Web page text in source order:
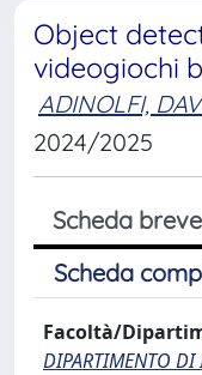
Object
videogiochi
ADINOLFI,
2024/2025
Scheda breve
Scheda
Facoltà/
DIPARTIMENTO DI